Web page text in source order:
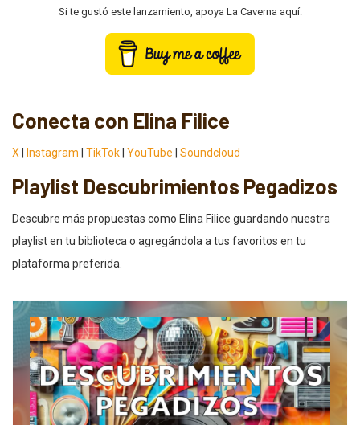
Si te gustó este lanzamiento, apoya La Caverna aquí:
Conecta con Elina Filice
X Instagram TikTok YouTube Soundcloud
Playlist Descubrimientos Pegadizos
Descubre más propuestas como Elina Filice guardando nuestra
playlist en tu biblioteca o agregándola a tus favoritos en tu
plataforma preferida.